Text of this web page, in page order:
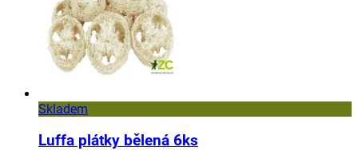
Skladem
Luffa plátky bělená 6ks